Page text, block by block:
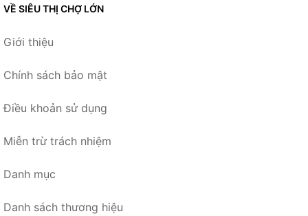
VỀ SIÊU THỊ CHỢ LỚN
Giới thiệu
Chính sách bảo mật
Điều khoản sử dụng
Miễn trừ trách nhiệm
Danh mục
Danh sách thương hiệu